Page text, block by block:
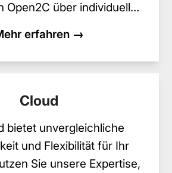
Open2C über individuell…
erfahren →
Cloud
bietet unvergleichliche
und Flexibilität für Ihr
Sie unsere Expertise,